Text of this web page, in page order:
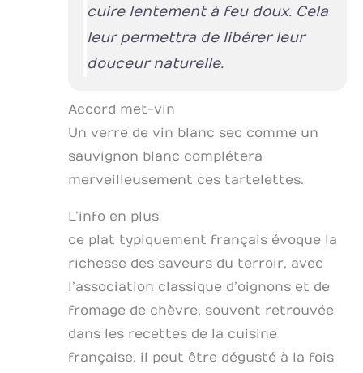
cuire lentement à feu doux. Cela
leur permettra de libérer leur
douceur naturelle.
Accord met-vin
Un verre de vin blanc sec comme un
sauvignon blanc complétera
merveilleusement ces tartelettes.
L’info en plus
ce plat typiquement français évoque la
richesse des saveurs du terroir, avec
l’association classique d’oignons et de
fromage de chèvre, souvent retrouvée
dans les recettes de la cuisine
française. il peut être dégusté à la fois